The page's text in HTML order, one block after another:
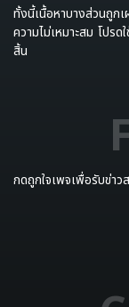
ทั้งนี้เนื้อหาบางส่วนถูก
ความไม่เหมาะสม โปร
สิ้น
กดถูกใจเพจเพื่อรับข่า